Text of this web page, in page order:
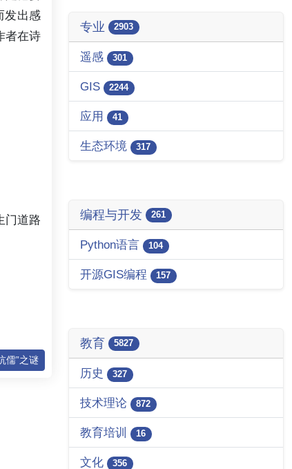
发出感
者在诗
门道路
儒”之谜
专业 2903
遥感 301
GIS 2244
应用 41
生态环境 317
编程与开发 261
Python语言 104
开源GIS编程 157
教育 5827
历史 327
技术理论 872
教育培训 16
文化 356